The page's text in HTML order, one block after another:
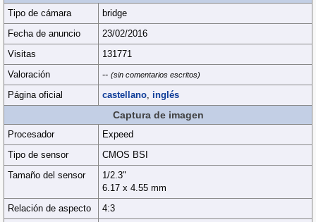
Tipo de cámara
bridge
Fecha de anuncio
23/02/2016
Visitas
131771
Valoración
-- (sin comentarios escritos)
Página oficial castellano, inglés
Captura de imagen
Procesador
Expeed
Tipo de sensor
CMOS BSI
Tamaño del sensor
1/2.3"
6.17 x 4.55 mm
Relación de aspecto
4:3